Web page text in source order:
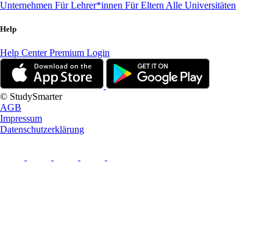
Unternehmen Für Lehrer*innen Für Eltern Alle Universitäten
Help
Help CenterPremium Login
© StudySmarter
AGB
Impressum
Datenschutzerklärung